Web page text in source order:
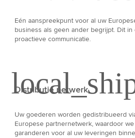
Eén aanspreekpunt voor al uw
business als geen ander begrijpt. Dit in
proactieve communicatie.
Distributie netwerk
Uw goederen worden gedistribueerd
Europese partnernetwerk, waardoor
garanderen voor al uw leveringen